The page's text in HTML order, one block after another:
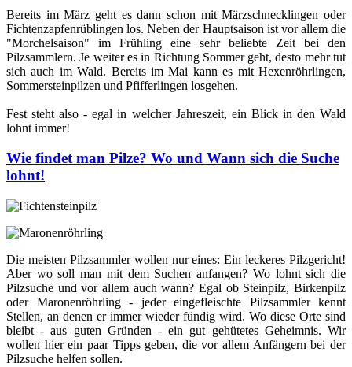
Bereits im März geht es dann schon mit Märzschnecklingen oder
Fichtenzapfenrüblingen los. Neben der Hauptsaison ist vor allem die
"Morchelsaison" im Frühling eine sehr beliebte Zeit bei den
Pilzsammlern. Je weiter es in Richtung Sommer geht, desto mehr tut
sich auch im Wald. Bereits im Mai kann es mit Hexenröhrlingen,
Sommersteinpilzen und Pfifferlingen losgehen.
Fest steht also - egal in welcher Jahreszeit, ein Blick in den Wald
lohnt immer!
Wie findet man Pilze? Wo und Wann sich die Suche
lohnt!
Die meisten Pilzsammler wollen nur eines: Ein leckeres Pilzgericht!
Aber wo soll man mit dem Suchen anfangen? Wo lohnt sich die
Pilzsuche und vor allem auch wann? Egal ob Steinpilz, Birkenpilz
oder Maronenröhrling - jeder eingefleischte Pilzsammler kennt
Stellen, an denen er immer wieder fündig wird. Wo diese Orte sind
bleibt - aus guten Gründen - ein gut gehütetes Geheimnis. Wir
wollen hier ein paar Tipps geben, die vor allem Anfängern bei der
Pilzsuche helfen sollen.